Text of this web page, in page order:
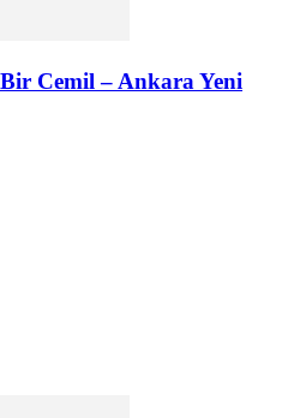
Bir Cemil – Ankara Yeni